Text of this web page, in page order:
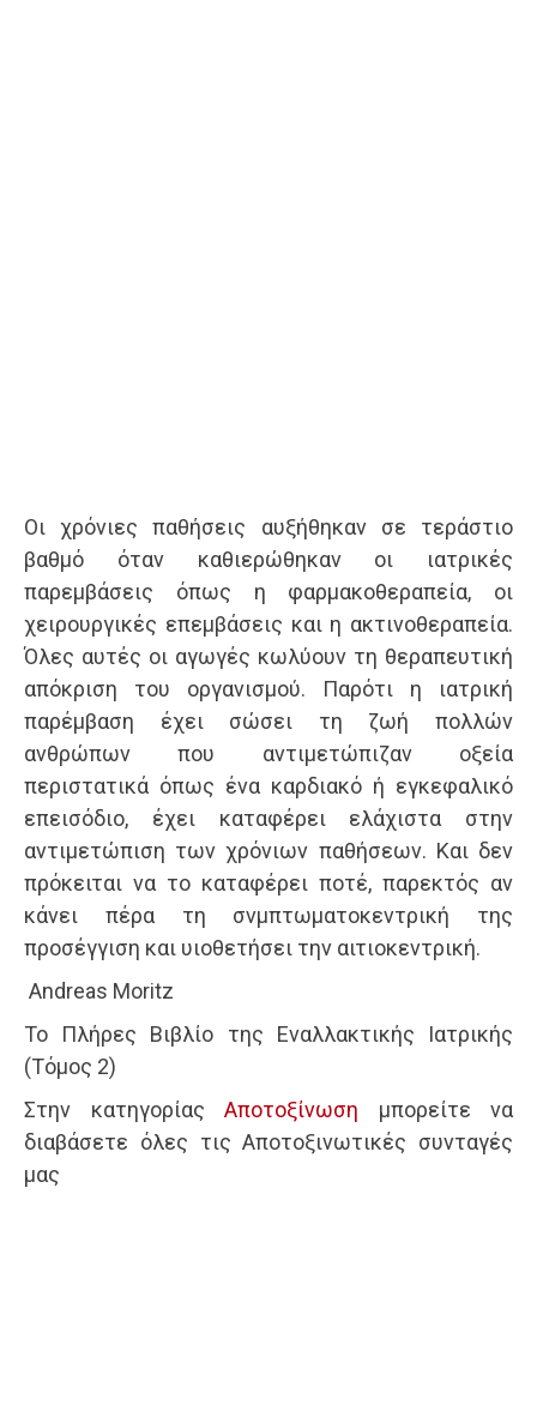
Οι χρόνιες παθήσεις αυξήθηκαν σε τεράστιο
βαθμό όταν καθιερώθηκαν οι ιατρικές
παρεμβάσεις όπως η φαρμακοθεραπεία, οι
χειρουργικές επεμβάσεις και η ακτινοθεραπεία.
Όλες αυτές οι αγωγές κωλύουν τη θεραπευτική
απόκριση του οργανισμού. Παρότι η ιατρική
παρέμβαση έχει σώσει τη ζωή πολλών
ανθρώπων που αντιμετώπιζαν οξεία
περιστατικά όπως ένα καρδιακό ή εγκεφαλικό
επεισόδιο, έχει καταφέρει ελάχιστα στην
αντιμετώπιση των χρόνιων παθήσεων. Και δεν
πρόκειται να το καταφέρει ποτέ, παρεκτός αν
κάνει πέρα τη σνμπτωματοκεντρική της
προσέγγιση και υιοθετήσει την αιτιοκεντρική.
Andreas Moritz
Το Πλήρες Βιβλίο της Εναλλακτικής Ιατρικής
(Τόμος 2)
Στην κατηγορίας Αποτοξίνωση μπορείτε να
διαβάσετε όλες τις Αποτοξινωτικές συνταγές
μας